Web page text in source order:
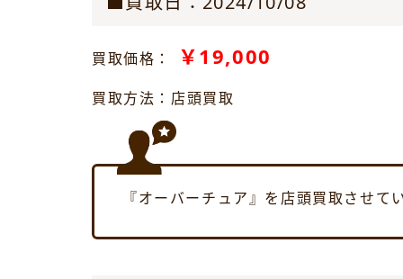
買取価格： ￥19,000
買取方法：店頭買取
『オーバーチュア』を店頭買取させて